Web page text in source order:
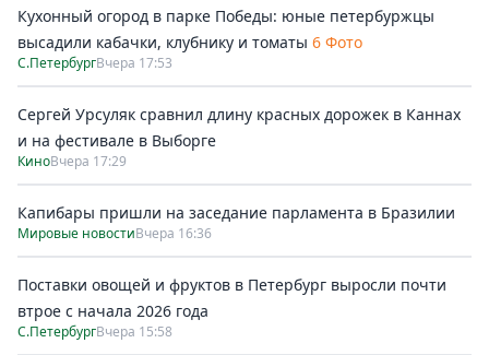
Кухонный огород в парке Победы: юные петербуржцы
высадили кабачки, клубнику и томаты 6 Фото
С.ПетербургВчера 17:53
Сергей Урсуляк сравнил длину красных дорожек в Каннах
и на фестивале в Выборге
КиноВчера 17:29
Капибары пришли на заседание парламента в Бразилии
Мировые новостиВчера 16:36
Поставки овощей и фруктов в Петербург выросли почти
втрое с начала 2026 года
С.ПетербургВчера 15:58